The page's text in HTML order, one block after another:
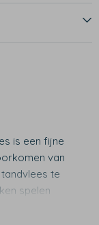
is een fijne
van
te
spelen
de bijtring